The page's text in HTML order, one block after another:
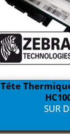
Tête
Prix
SUR